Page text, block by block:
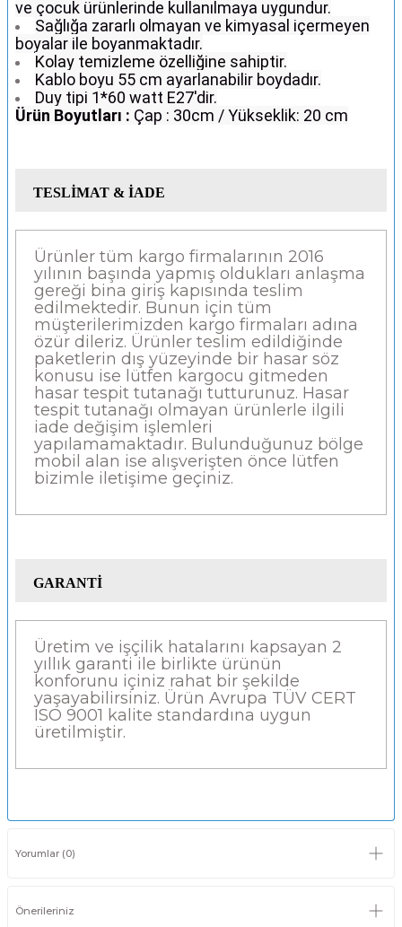
ve çocuk ürünlerinde kullanılmaya uygundur.
Sağlığa zararlı olmayan ve kimyasal içermeyen
boyalar ile boyanmaktadır.
Kolay temizleme özelliğine sahiptir.
Kablo boyu 55 cm ayarlanabilir boydadır.
Duy tipi 1*60 watt E27'dir.
Ürün Boyutları : Çap : 30cm / Yükseklik: 20 cm
TESLİMAT & İADE
Ürünler tüm kargo firmalarının 2016
yılının başında yapmış oldukları anlaşma
gereği bina giriş kapısında teslim
edilmektedir. Bunun için tüm
müşterilerimizden kargo firmaları adına
özür dileriz. Ürünler teslim edildiğinde
paketlerin dış yüzeyinde bir hasar söz
konusu ise lütfen kargocu gitmeden
hasar tespit tutanağı tutturunuz. Hasar
tespit tutanağı olmayan ürünlerle ilgili
iade değişim işlemleri
yapılamamaktadır. Bulunduğunuz bölge
mobil alan ise alışverişten önce lütfen
bizimle iletişime geçiniz.
GARANTİ
Üretim ve işçilik hatalarını kapsayan 2
yıllık garanti ile birlikte ürünün
konforunu içiniz rahat bir şekilde
yaşayabilirsiniz. Ürün Avrupa TÜV CERT
ISO 9001 kalite standardına uygun
üretilmiştir.
Yorumlar (0)
Önerileriniz